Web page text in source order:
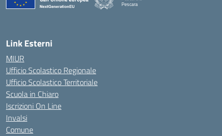
Pescara
Link Esterni
MIUR
Ufficio Scolastico Regionale
Ufficio Scolastico Territoriale
Scuola in Chiaro
Iscrizioni On Line
Invalsi
Comune